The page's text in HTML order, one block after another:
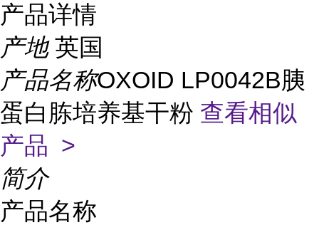
产品详情
产地 英国
产品名称OXOID LP0042B胰
蛋白胨培养基干粉 查看相似
产品 >
简介
产品名称